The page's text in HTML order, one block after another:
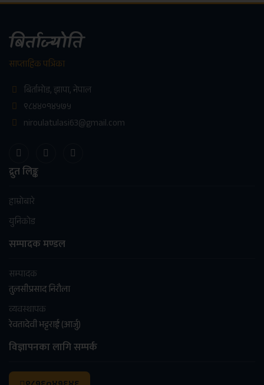
बिर्ताज्योति
साप्ताहिक पत्रिका
बिर्तामोड, झापा, नेपाल
९८४४०१४५७५
niroulatulasi63@gmail.com
द्रुत लिङ्क
हाम्रोबारे
युनिकोड
सम्पादक मण्डल
सम्पादक
तुलसीप्रसाद निरौला
व्यवस्थापक
रेवतादेवी भट्टराई (आर्जु)
विज्ञापनका लागि सम्पर्क